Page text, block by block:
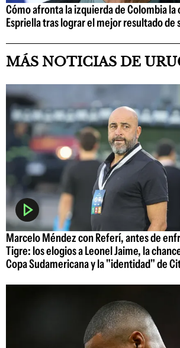
Cómo afronta la izquierda de Colombia la
Espriella tras lograr el mejor resultado de
MÁS NOTICIAS DE
Marcelo Méndez con Referí, antes de
Tigre: los elogios a Leonel Jaime, la
Copa Sudamericana y la "identidad" de